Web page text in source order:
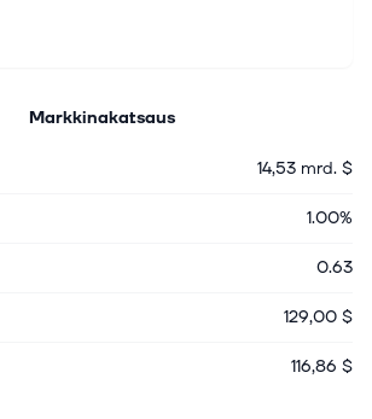
Markkinakatsaus
14,53 mrd. $
1.00%
0.63
129,00 $
116,86 $